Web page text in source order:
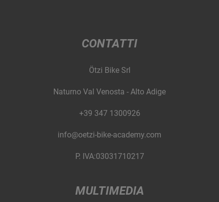
CONTATTI
Ötzi Bike Srl
Naturno Val Venosta - Alto Adige
+39 347 1300926
info@oetzi-bike-academy.com
P. IVA:03031710217
MULTIMEDIA